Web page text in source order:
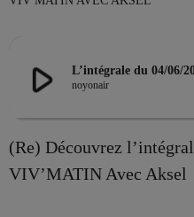
EMISSION EN COURS
play_arrow L’intégrale du 04/06/
noyonair
(Re) Découvrez
VIV’MATIN Avec Aksel